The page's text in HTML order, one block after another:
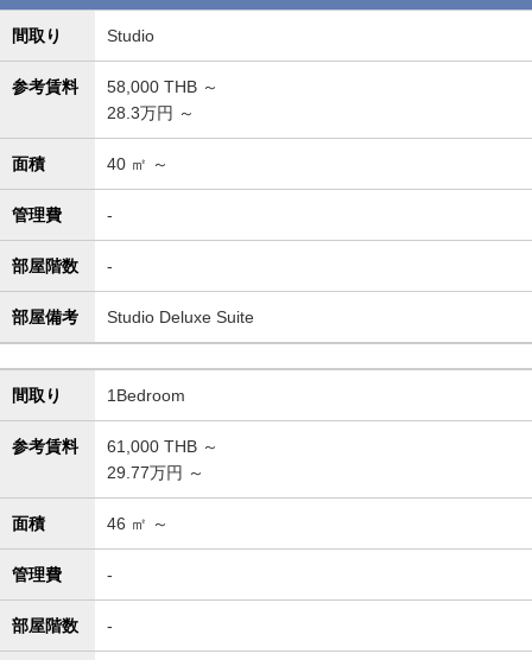
間取り Studio
参考賃料 58,000 THB ～
28.3万円 ～
面積 40 ㎡ ～
管理費 -
部屋階数 -
部屋備考 Studio Deluxe Suite
間取り 1Bedroom
参考賃料 61,000 THB ～
29.77万円 ～
面積 46 ㎡ ～
管理費 -
部屋階数 -